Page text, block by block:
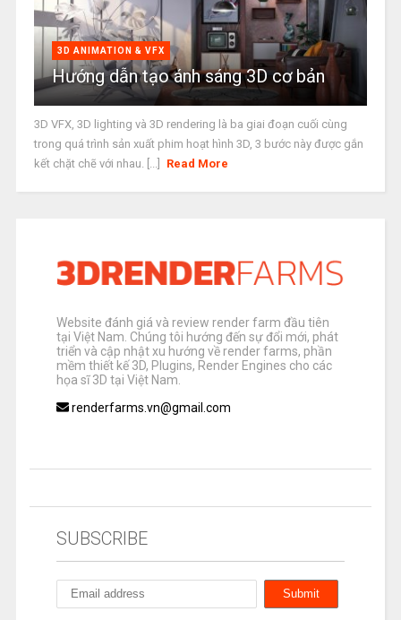
3D ANIMATION & VFX
Hướng dẫn tạo ánh sáng 3D cơ bản
3D VFX, 3D lighting và 3D rendering là ba giai đoạn cuối cùng
trong quá trình sản xuất phim hoạt hình 3D, 3 bước này được gắn
kết chặt chẽ với nhau. [...]
Read More
Website đánh giá và review render farm đầu tiên
tại Việt Nam. Chúng tôi hướng đến sự đổi mới, phát
triển và cập nhật xu hướng về render farms, phần
mềm thiết kế 3D, Plugins, Render Engines cho các
họa sĩ 3D tại Việt Nam.
renderfarms.vn@gmail.com
SUBSCRIBE